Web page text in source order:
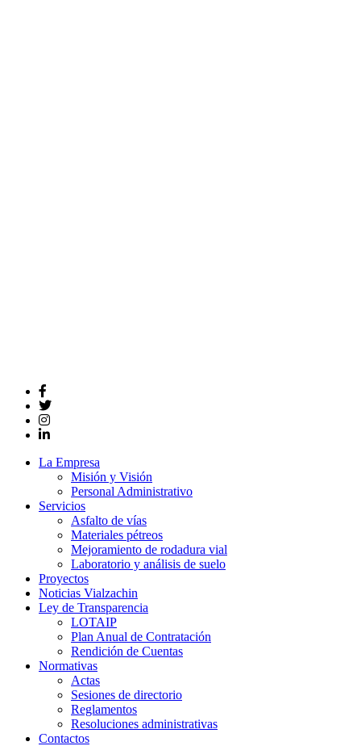
La Empresa
Misión y Visión
Personal Administrativo
Servicios
Asfalto de vías
Materiales pétreos
Mejoramiento de rodadura vial
Laboratorio y análisis de suelo
Proyectos
Noticias Vialzachin
Ley de Transparencia
LOTAIP
Plan Anual de Contratación
Rendición de Cuentas
Normativas
Actas
Sesiones de directorio
Reglamentos
Resoluciones administrativas
Contactos